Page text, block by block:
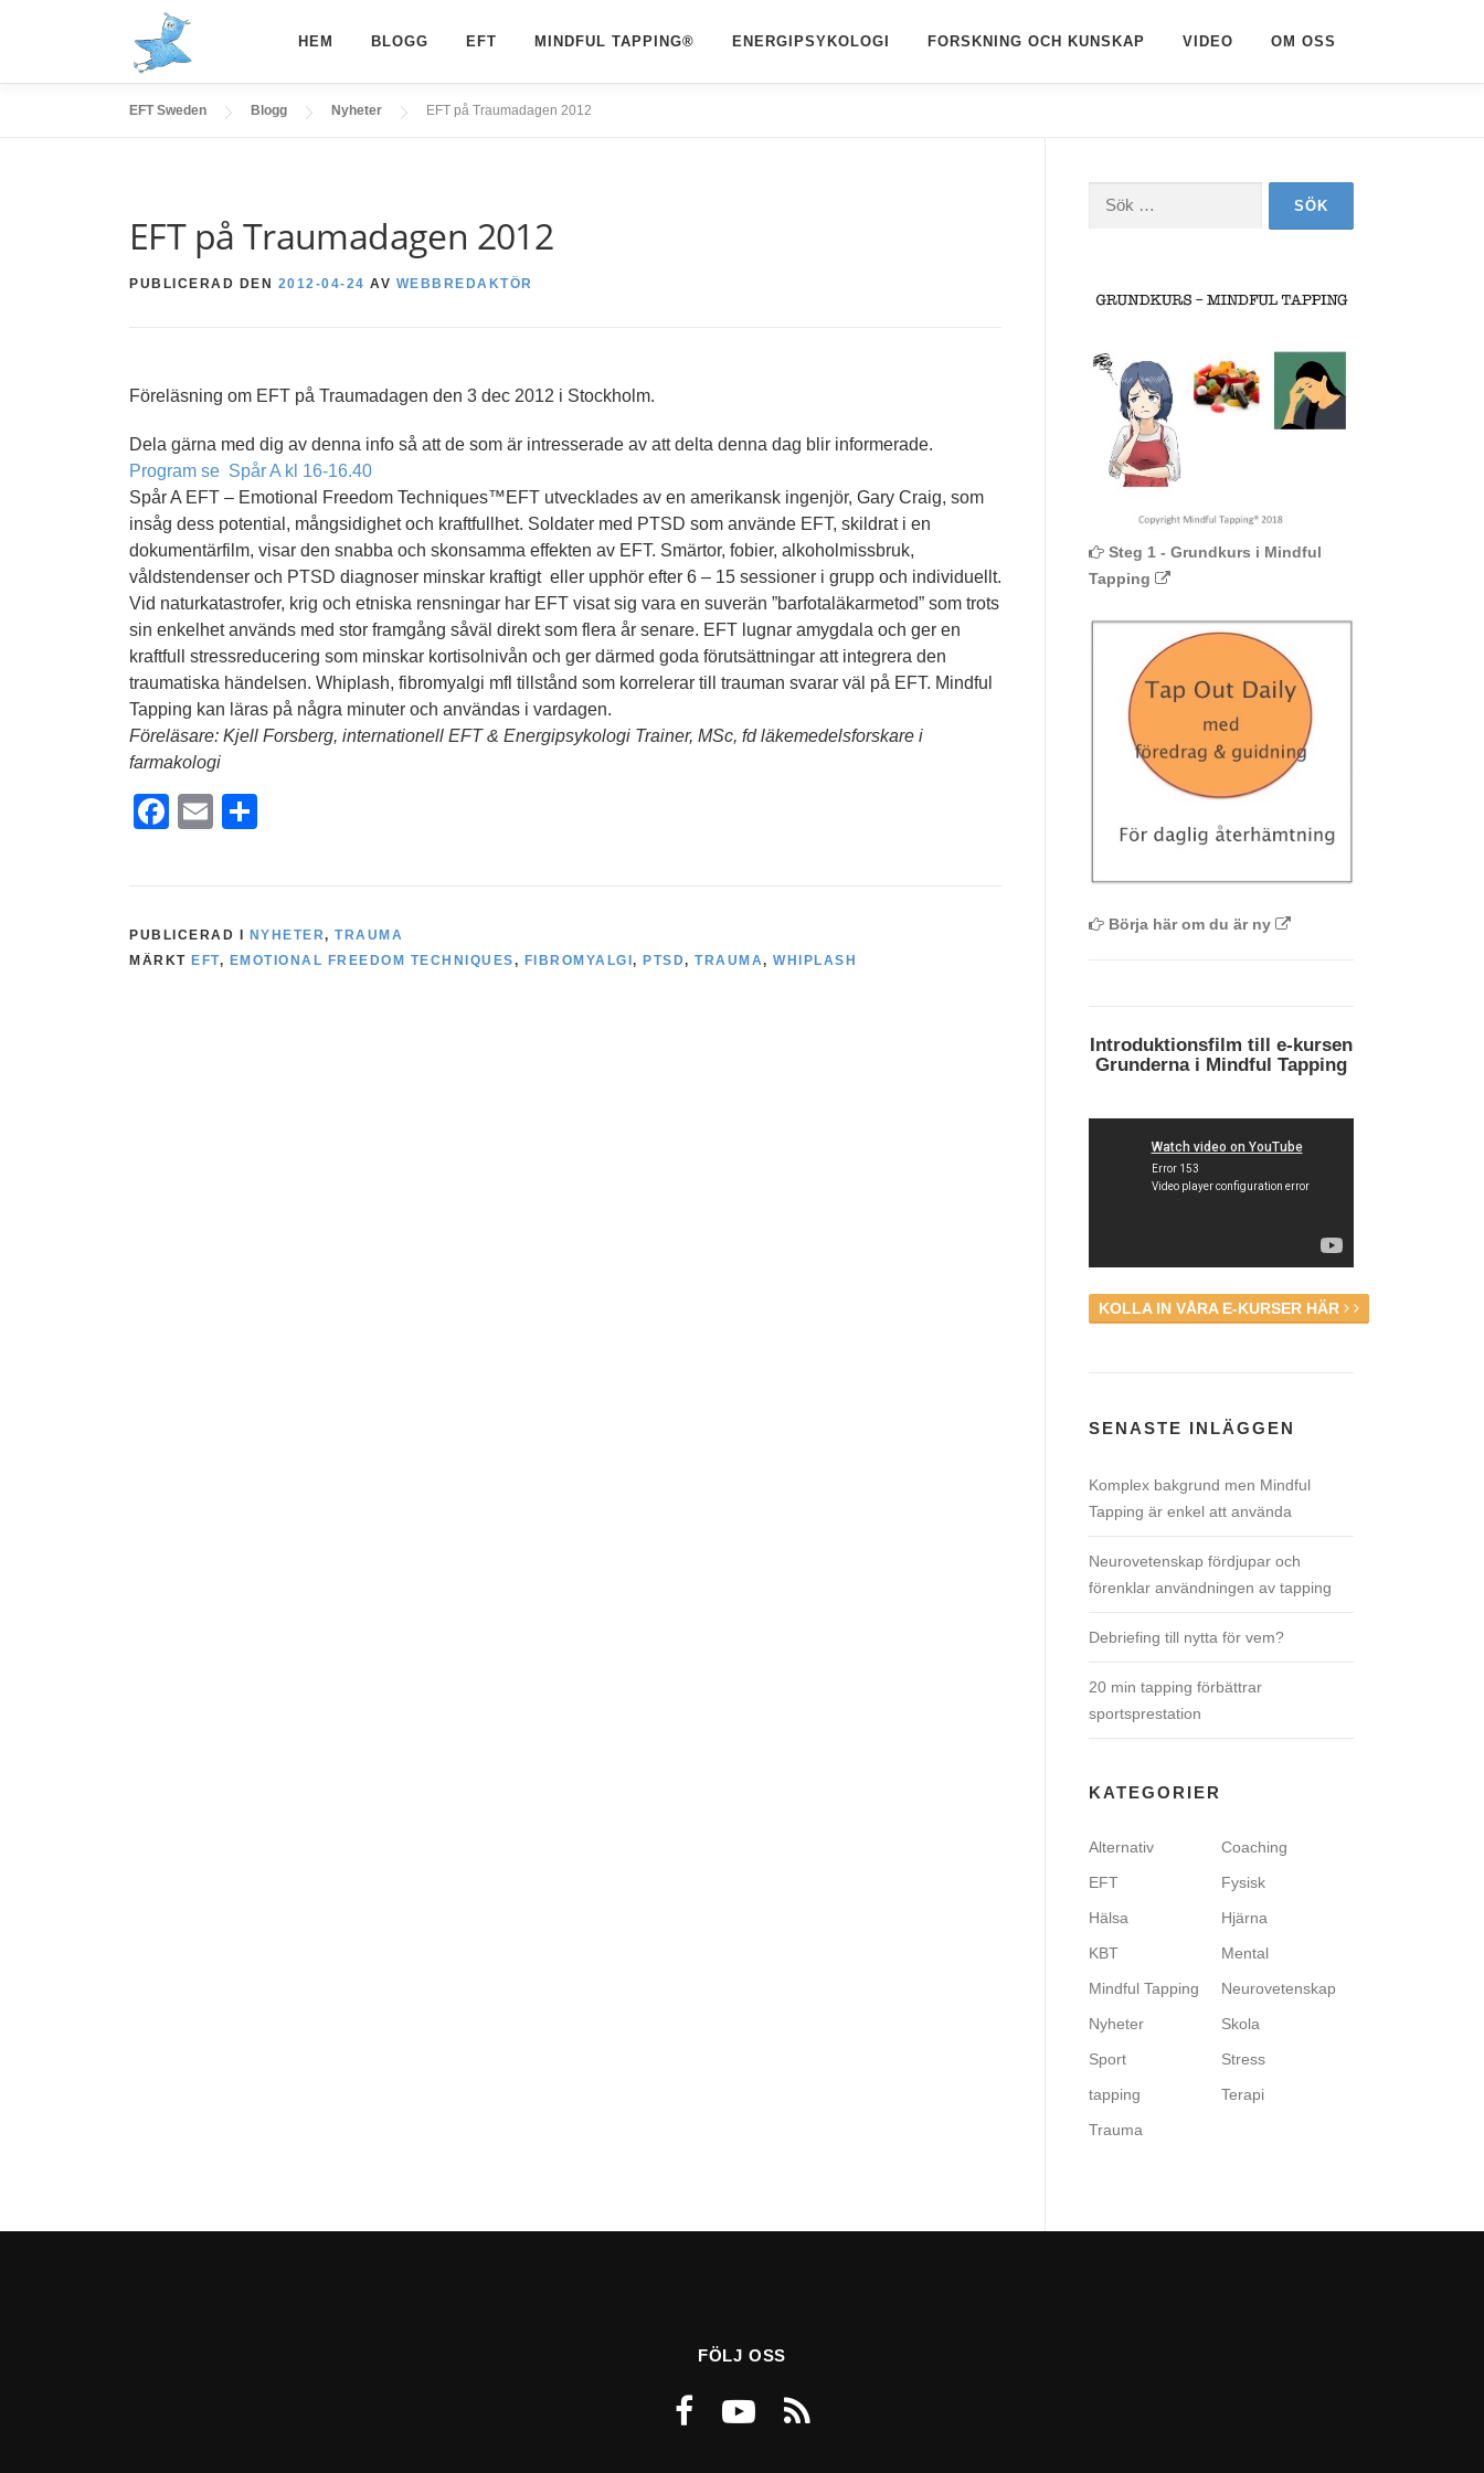
HEM BLOGG EFT MINDFUL TAPPING® ENERGIPSYKOLOGI FORSKNING OCH KUNSKAP VIDEO OM OSS
EFT Sweden Blogg Nyheter EFT på Traumadagen 2012
EFT på Traumadagen 2012
PUBLICERAD DEN 2012-04-24 AV WEBBREDAKTÖR
Föreläsning om EFT på Traumadagen den 3 dec 2012 i Stockholm.
Dela gärna med dig av denna info så att de som är intresserade av att delta denna dag blir informerade.
Program se Spår A kl 16-16.40
Spår A EFT – Emotional Freedom Techniques™EFT utvecklades av en amerikansk ingenjör, Gary Craig, som
insåg dess potential, mångsidighet och kraftfullhet. Soldater med PTSD som använde EFT, skildrat i en
dokumentärfilm, visar den snabba och skonsamma effekten av EFT. Smärtor, fobier, alkoholmissbruk,
våldstendenser och PTSD diagnoser minskar kraftigt eller upphör efter 6 – 15 sessioner i grupp och individuellt.
Vid naturkatastrofer, krig och etniska rensningar har EFT visat sig vara en suverän ”barfotaläkarmetod” som trots
sin enkelhet används med stor framgång såväl direkt som flera år senare. EFT lugnar amygdala och ger en
kraftfull stressreducering som minskar kortisolnivån och ger därmed goda förutsättningar att integrera den
traumatiska händelsen. Whiplash, fibromyalgi mfl tillstånd som korrelerar till trauman svarar väl på EFT. Mindful
Tapping kan läras på några minuter och användas i vardagen.
Föreläsare: Kjell Forsberg, internationell EFT & Energipsykologi Trainer, MSc, fd läkemedelsforskare i
farmakologi
Facebook
Email
PUBLICERAD I NYHETER, TRAUMA
MÄRKT EFT, EMOTIONAL FREEDOM TECHNIQUES, FIBROMYALGI , PTSD, TRAUMA, WHIPLASH
Steg 1 - Grundkurs i Mindful
Tapping
Börja här om du är ny
Introduktionsfilm till e-kursen
Grunderna i Mindful Tapping
KOLLA IN VÅRA E-KURSER HÄR
SENASTE INLÄGGEN
Komplex bakgrund men Mindful
Tapping är enkel att använda
Neurovetenskap fördjupar och
förenklar användningen av tapping
Debriefing till nytta för vem?
20 min tapping förbättrar
sportsprestation
KATEGORIER
Alternativ
Coaching
EFT
Fysisk
Hälsa
Hjärna
KBT
Mental
Mindful Tapping
Neurovetenskap
Nyheter
Skola
Sport
Stress
tapping
Terapi
Trauma
FÖLJ OSS